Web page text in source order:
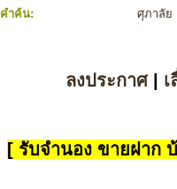
คำค้น:
ศุภาลัย
ลงประกาศ|
[ รับจำนอง ขายฝาก